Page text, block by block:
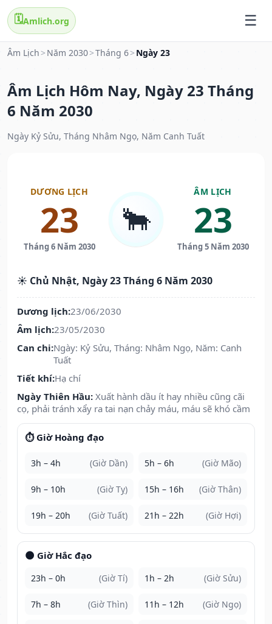
🗓️Amlich.org
Âm Lịch > Năm 2030>Tháng 6> Ngày 23
Âm Lịch Hôm Nay, Ngày 23 Tháng
6 Năm 2030
Ngày Kỷ Sửu, Tháng Nhâm Ngọ, Năm Canh Tuất
DƯƠNG LỊCH
23
Tháng 6 Năm 2030
🐂
ÂM LỊCH
23
Tháng 5 Năm 2030
☀️ Chủ Nhật, Ngày 23 Tháng 6 Năm 2030
Dương lịch:23/06/2030
Âm lịch:23/05/2030
Can chi:Ngày: Kỷ Sửu, Tháng: Nhâm Ngọ, Năm: Canh
Tuất
Tiết khí:Hạ chí
Ngày Thiên Hầu: Xuất hành dầu ít hay nhiều cũng cãi
cọ, phải tránh xẩy ra tai nạn chảy máu, máu sẽ khó cầm
⏱️ Giờ Hoàng đạo
3h – 4h (Giờ Dần) 5h – 6h (Giờ Mão)
9h – 10h (Giờ Tỵ) 15h – 16h (Giờ Thân)
19h – 20h (Giờ Tuất) 21h – 22h (Giờ Hợi)
🌑 Giờ Hắc đạo
23h – 0h (Giờ Tí) 1h – 2h (Giờ Sửu)
7h – 8h (Giờ Thìn) 11h – 12h (Giờ Ngọ)